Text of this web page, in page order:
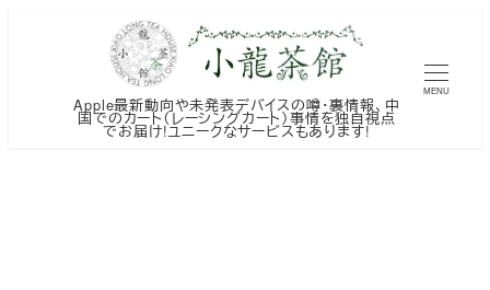
Apple最新動向や未発表デバイスの噂・裏情報、中
国でのカート（レーシングカート）事情を独自視点
でお届け!ユニークなサービスもあります!
MENU